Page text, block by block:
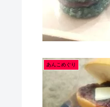
あんこめぐり